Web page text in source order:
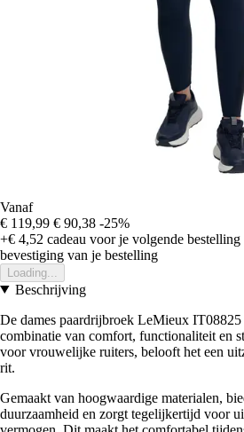
Vanaf
€ 119,99 € 90,38 -25%
+€ 4,52 cadeau voor je volgende bestelling
bevestiging van je bestelling
Loading...
Beschrijving
De dames paardrijbroek LeMieux IT08825
combinatie van comfort, functionaliteit en
voor vrouwelijke ruiters, belooft het een
rit.
Gemaakt van hoogwaardige materialen,
duurzaamheid en zorgt tegelijkertijd voor